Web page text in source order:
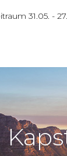
31.05. -